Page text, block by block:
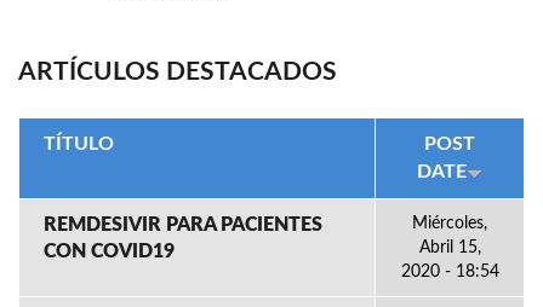
ARTÍCULOS DESTACADOS
TÍTULO
POST
DATE
REMDESIVIR PARA PACIENTES
CON COVID19
Miércoles,
Abril 15,
2020 - 18:54